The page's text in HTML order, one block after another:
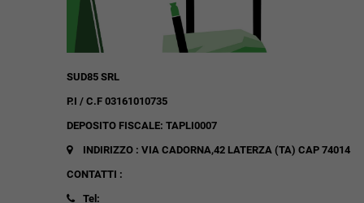
SUD85 SRL
P.I / C.F 03161010735
DEPOSITO FISCALE: TAPLI0007
INDIRIZZO : VIA CADORNA,42 LATERZA (TA) CAP 74014
CONTATTI :
Tel: